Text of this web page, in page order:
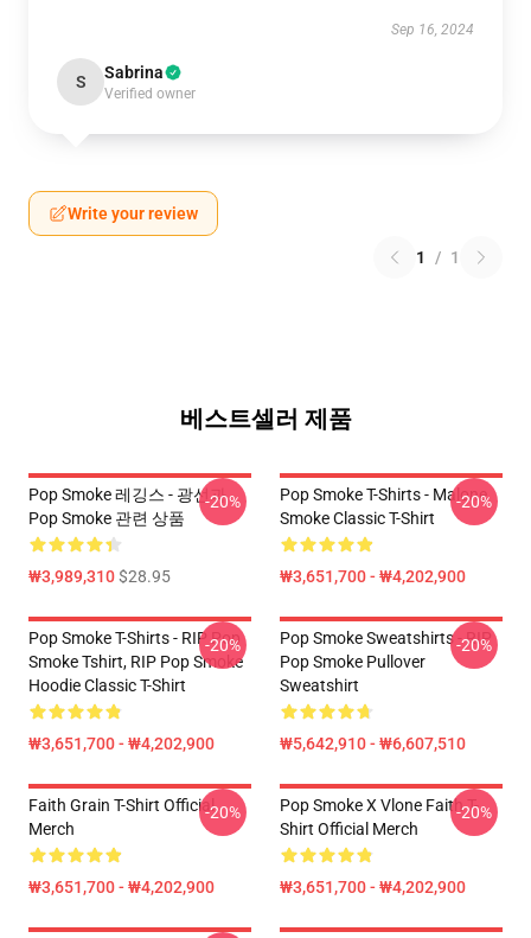
Sep 16, 2024
S Sabrina
Verified owner
Write your review
1 / 1
베스트셀러 제품
Pop Smoke 레깅스 - 광선과
Pop Smoke 관련 상품
₩3,989,310$28.95
-20%
Pop Smoke T-Shirts - Malone
Smoke Classic T-Shirt
₩3,651,700 - ₩4,202,900
-20%
Pop Smoke T-Shirts - RIP Pop
Smoke Tshirt, RIP Pop Smoke
Hoodie Classic T-Shirt
₩3,651,700 - ₩4,202,900
-20%
Pop Smoke Sweatshirts - RIP
Pop Smoke Pullover
Sweatshirt
₩5,642,910 - ₩6,607,510
-20%
Faith Grain T-Shirt Official
Merch
₩3,651,700 - ₩4,202,900
-20%
Pop Smoke X Vlone Faith T-
Shirt Official Merch
₩3,651,700 - ₩4,202,900
-20%